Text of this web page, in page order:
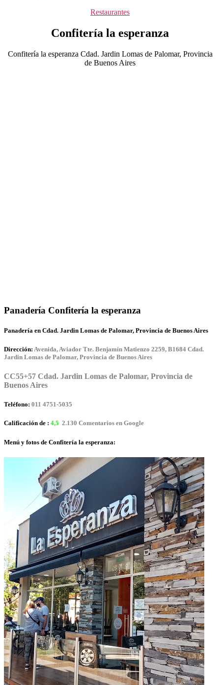
Categorías
Restaurantes
Confitería la esperanza
Confitería la esperanza Cdad. Jardin Lomas de Palomar, Provincia
de Buenos Aires
Panadería Confitería la esperanza
Panadería en Cdad. Jardin Lomas de Palomar, Provincia de Buenos Aires
Dirección: Avenida, Aviador Tte. Benjamín Matienzo 2259, B1684 Cdad.
Jardin Lomas de Palomar, Provincia de Buenos Aires
CC55+57 Cdad. Jardin Lomas de Palomar, Provincia de
Buenos Aires
Teléfono: 011 4751-5035
Calificación de : 4,5 2.130 Comentarios en Google
Menú y fotos de Confitería la esperanza: